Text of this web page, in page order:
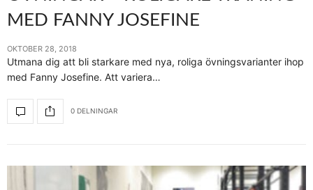
MED FANNY JOSEFINE
OKTOBER 28, 2018
Utmana dig att bli starkare med nya, roliga övningsvarianter ihop
med Fanny Josefine. Att variera…
0 DELNINGAR